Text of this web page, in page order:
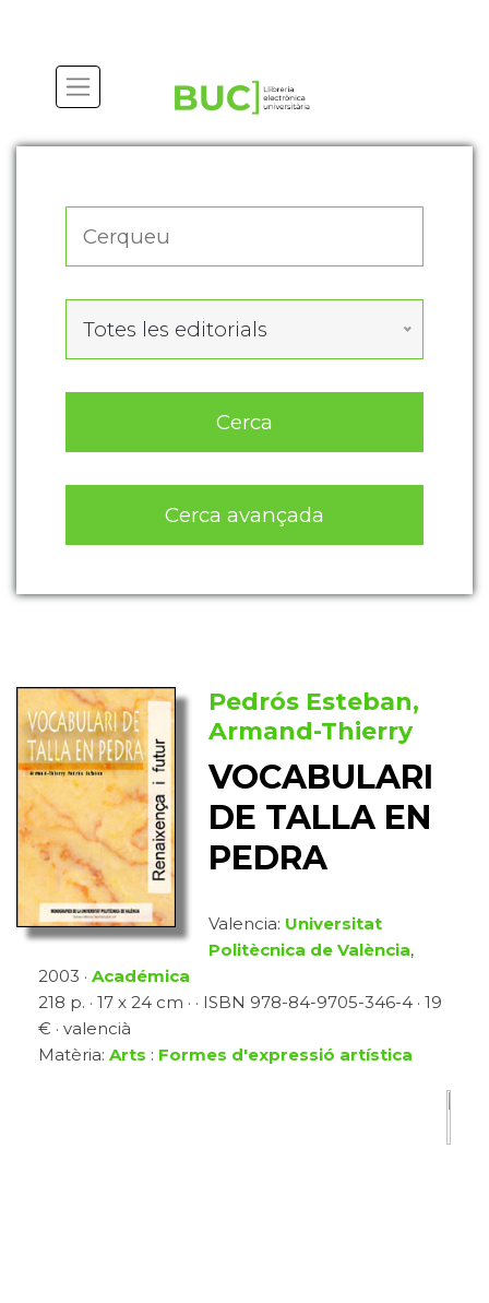
Totes les editorials
Cerca
Cerca avançada
Pedrós Esteban,
Armand-Thierry
VOCABULARI
DE TALLA EN
PEDRA
Valencia: Universitat
Politècnica de València,
2003 · Académica
218 p. · 17 x 24 cm · · ISBN 978-84-9705-346-4 · 19
€ · valencià
Matèria: Arts : Formes d'expressió artística